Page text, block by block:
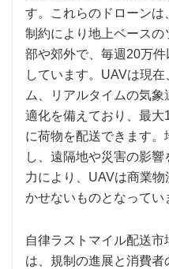
す。これらのドローン
制約により地上ベース
部や郊外で、毎週20万
しています。UAVは現
ム、リアルタイムの気
適化を備えており、最
に荷物を配送できます。
し、遠隔地や災害の影
力により、UAVは商業
かせないものとなってい
自律ラストマイル配送
は、規制の進展と消費